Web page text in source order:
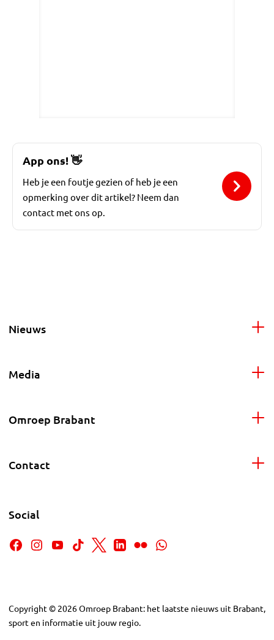
App ons! 👋
Heb je een foutje gezien of heb je een
opmerking over dit artikel? Neem dan
contact met ons op.
Nieuws
Media
Omroep Brabant
Contact
Social
Copyright © 2026Omroep Brabant: het laatste nieuws uit Brabant,
sport en informatie uit jouw regio.